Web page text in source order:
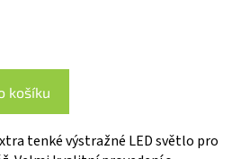
košíku
tenké výstražné LED světlo pro